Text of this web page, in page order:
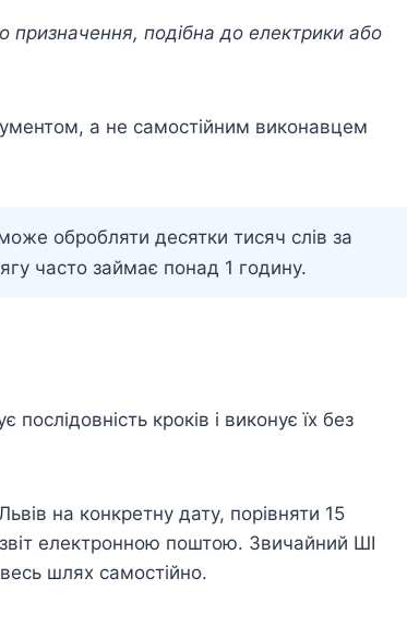
призначення, подібна до електрики або
а не самостійним виконавцем
обробляти десятки тисяч слів за
часто займає понад 1 годину.
кроків і виконує їх без
на конкретну дату, порівняти 15
електронною поштою. Звичайний ШІ
шлях самостійно.